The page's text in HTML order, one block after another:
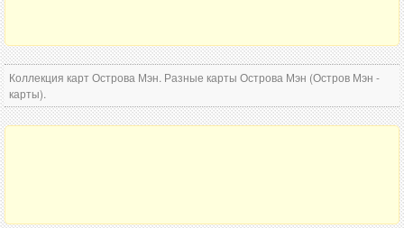
Коллекция карт Острова Мэн. Разные карты Острова Мэн (Остров Мэн -
карты).